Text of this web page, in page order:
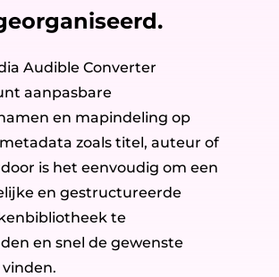
Audible Converter
aanpasbare
en mapindeling op
zoals titel, auteur of
is het eenvoudig om een
en gestructureerde
te
en snel de gewenste